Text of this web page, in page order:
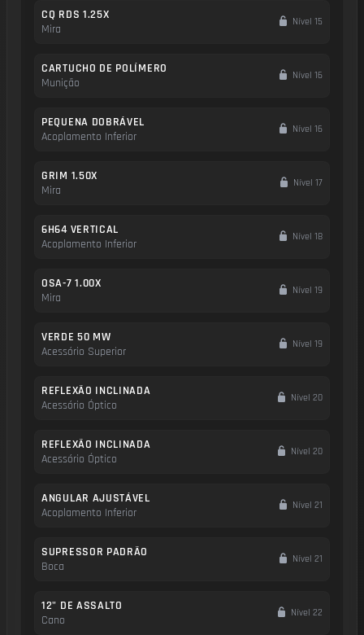
CQ RDS 1.25X
Mira
Nível 15
CARTUCHO DE POLÍMERO
Munição
Nível 16
PEQUENA DOBRÁVEL
Acoplamento Inferior
Nível 16
GRIM 1.50X
Mira
Nível 17
6H64 VERTICAL
Acoplamento Inferior
Nível 18
OSA-7 1.00X
Mira
Nível 19
VERDE 50 MW
Acessório Superior
Nível 19
REFLEXÃO INCLINADA
Acessório Óptico
Nível 20
REFLEXÃO INCLINADA
Acessório Óptico
Nível 20
ANGULAR AJUSTÁVEL
Acoplamento Inferior
Nível 21
SUPRESSOR PADRÃO
Boca
Nível 21
12" DE ASSALTO
Cano
Nível 22